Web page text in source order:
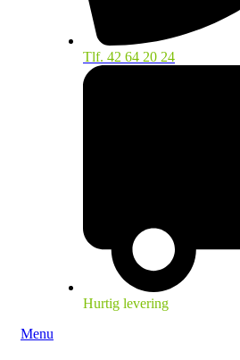
Tlf. 42 64 20 24
Hurtig levering
Menu